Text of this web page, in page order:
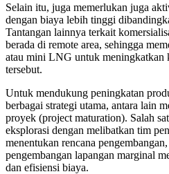
Selain itu, juga memerlukan juga
dengan biaya lebih tinggi
Tantangan lainnya terkait
berada di remote area, sehingga
atau mini LNG untuk meningkatkan
tersebut.
Untuk mendukung peningkatan
berbagai strategi utama, antara lain
proyek (project maturation). Salah
eksplorasi dengan melibatkan tim
menentukan rencana
pengembangan lapangan marginal
dan efisiensi biaya.